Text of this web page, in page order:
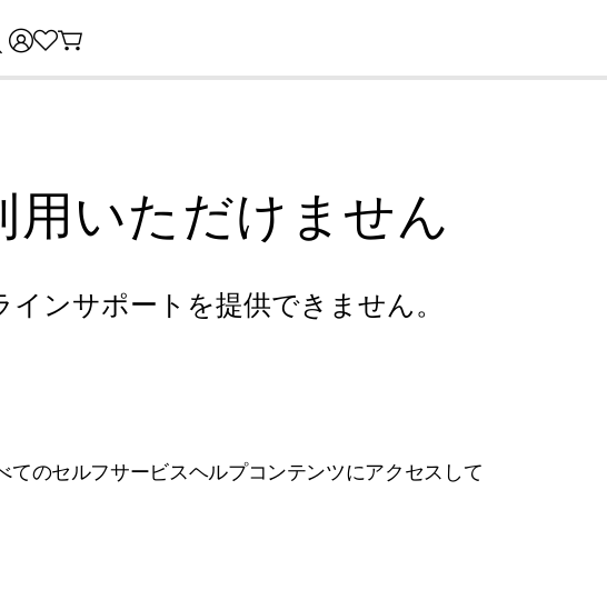
用いただけません
ンサポートを提供できません。
のセルフサービスヘルプコンテンツにアクセスして